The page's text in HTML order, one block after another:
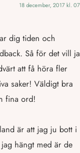
18 december, 2017 kl.
dig tiden och
Så för det vill
att få höra fler
saker! Väldigt bra
fina ord!
är att jag ju bott i
hängt med är de